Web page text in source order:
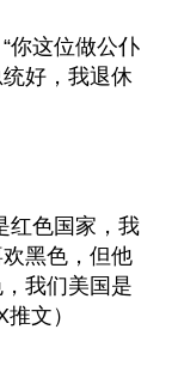
你这位做公仆
好，我退休
红色国家，我
黑色，但他
我们美国是
文）